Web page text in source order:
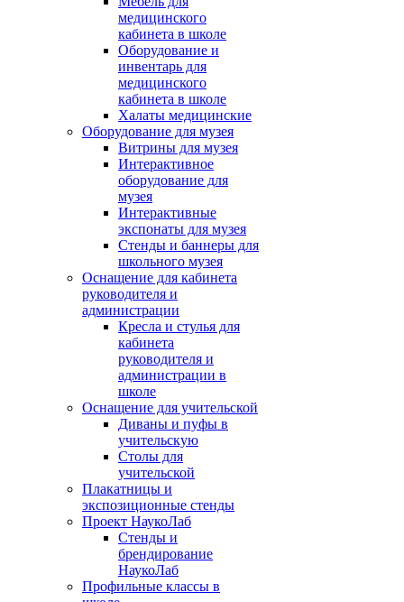
медицинского
кабинета в школе
Оборудование и
инвентарь для
медицинского
кабинета в школе
Халаты медицинские
Оборудование для музея
Витрины для музея
Интерактивное
оборудование для
музея
Интерактивные
экспонаты для музея
Стенды и баннеры для
школьного музея
Оснащение для кабинета
руководителя и
администрации
Кресла и стулья для
кабинета
руководителя и
администрации в
школе
Оснащение для учительской
Диваны и пуфы в
учительскую
Столы для
учительской
Плакатницы и
экспозиционные стенды
Проект НаукоЛаб
Стенды и
брендирование
НаукоЛаб
Профильные классы в